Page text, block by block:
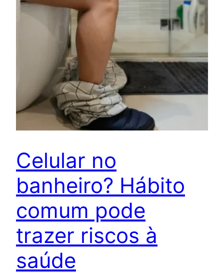
Celular no
banheiro? Hábito
comum pode
trazer riscos à
saúde